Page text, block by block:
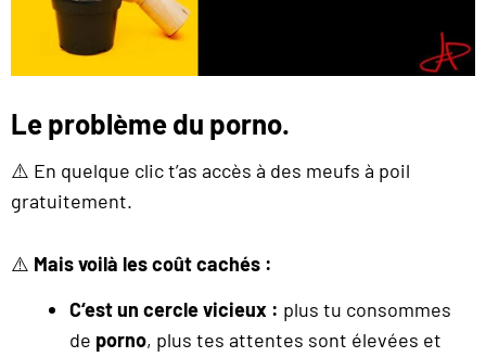
Le problème du porno.
⚠️ En quelque clic t’as accès à des meufs à poil
gratuitement.
⚠️ Mais voilà les coût cachés :
C‘est un cercle vicieux : plus tu consommes
de porno, plus tes attentes sont élevées et